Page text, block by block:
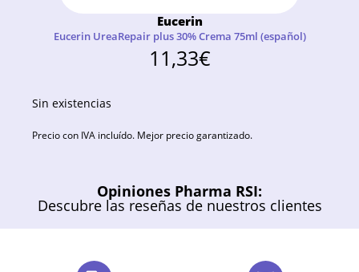
Eucerin
Eucerin UreaRepair plus 30% Crema 75ml (español)
11,33€
Sin existencias
Precio con IVA incluído. Mejor precio garantizado.
Opiniones Pharma RSI:
Descubre las reseñas de nuestros clientes